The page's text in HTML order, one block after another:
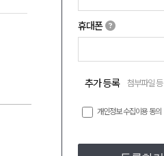
휴대폰
추가 등록 첨부파일 등
개인정보 수집이용 동의